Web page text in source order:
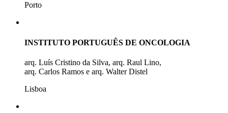
Porto
INSTITUTO PORTUGUÊS DE ONCOLOGIA
arq. Luís Cristino da Silva, arq. Raul Lino,
arq. Carlos Ramos e arq. Walter Distel
Lisboa